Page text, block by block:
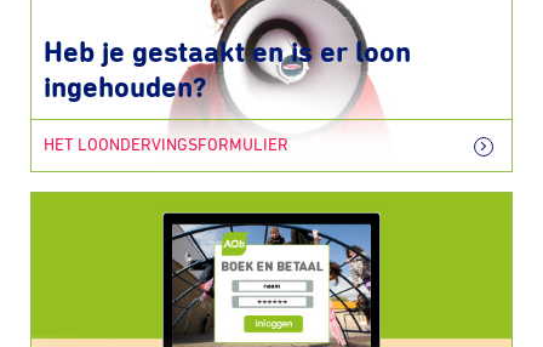
Heb je gestaakt en is er loon
ingehouden?
HET LOONDERVINGSFORMULIER